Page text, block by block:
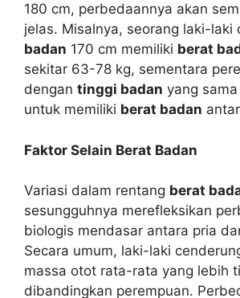
180 cm, perbedaannya akan
jelas. Misalnya, seorang laki-laki
badan 170 cm memiliki berat
sekitar 63-78 kg, sementara
dengan tinggi badan yang
untuk memiliki berat badan
Faktor Selain Berat Badan
Variasi dalam rentang berat
sesungguhnya merefleksikan
biologis mendasar antara pria
Secara umum, laki-laki
massa otot rata-rata yang lebih
dibandingkan perempuan.